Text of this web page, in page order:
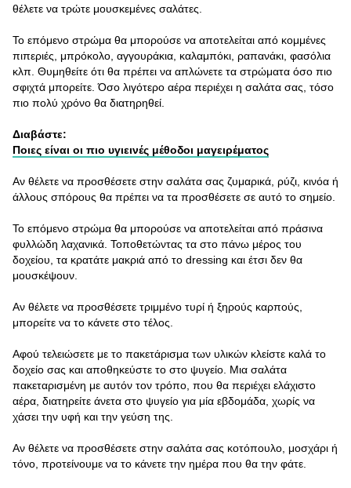
θέλετε να τρώτε μουσκεμένες σαλάτες.
Το επόμενο στρώμα θα μπορούσε να αποτελείται από κομμένες
πιπεριές, μπρόκολο, αγγουράκια, καλαμπόκι, ραπανάκι, φασόλια
κλπ. Θυμηθείτε ότι θα πρέπει να απλώνετε τα στρώματα όσο πιο
σφιχτά μπορείτε. Όσο λιγότερο αέρα περιέχει η σαλάτα σας, τόσο
πιο πολύ χρόνο θα διατηρηθεί.
Διαβάστε:
Ποιες είναι οι πιο υγιεινές μέθοδοι μαγειρέματος
Αν θέλετε να προσθέσετε στην σαλάτα σας ζυμαρικά, ρύζι, κινόα ή
άλλους σπόρους θα πρέπει να τα προσθέσετε σε αυτό το σημείο.
Το επόμενο στρώμα θα μπορούσε να αποτελείται από πράσινα
φυλλώδη λαχανικά. Τοποθετώντας τα στο πάνω μέρος του
δοχείου, τα κρατάτε μακριά από το dressing και έτσι δεν θα
μουσκέψουν.
Αν θέλετε να προσθέσετε τριμμένο τυρί ή ξηρούς καρπούς,
μπορείτε να το κάνετε στο τέλος.
Αφού τελειώσετε με το πακετάρισμα των υλικών κλείστε καλά το
δοχείο σας και αποθηκεύστε το στο ψυγείο. Μια σαλάτα
πακεταρισμένη με αυτόν τον τρόπο, που θα περιέχει ελάχιστο
αέρα, διατηρείτε άνετα στο ψυγείο για μία εβδομάδα, χωρίς να
χάσει την υφή και την γεύση της.
Αν θέλετε να προσθέσετε στην σαλάτα σας κοτόπουλο, μοσχάρι ή
τόνο, προτείνουμε να το κάνετε την ημέρα που θα την φάτε.